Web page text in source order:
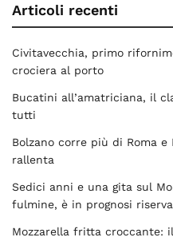
Articoli recenti
Civitavecchia, primo
crociera al porto
Bucatini all’amatriciana, il
tutti
Bolzano corre più di Roma e
rallenta
Sedici anni e una gita sul
fulmine, è in prognosi
Mozzarella fritta croccante: